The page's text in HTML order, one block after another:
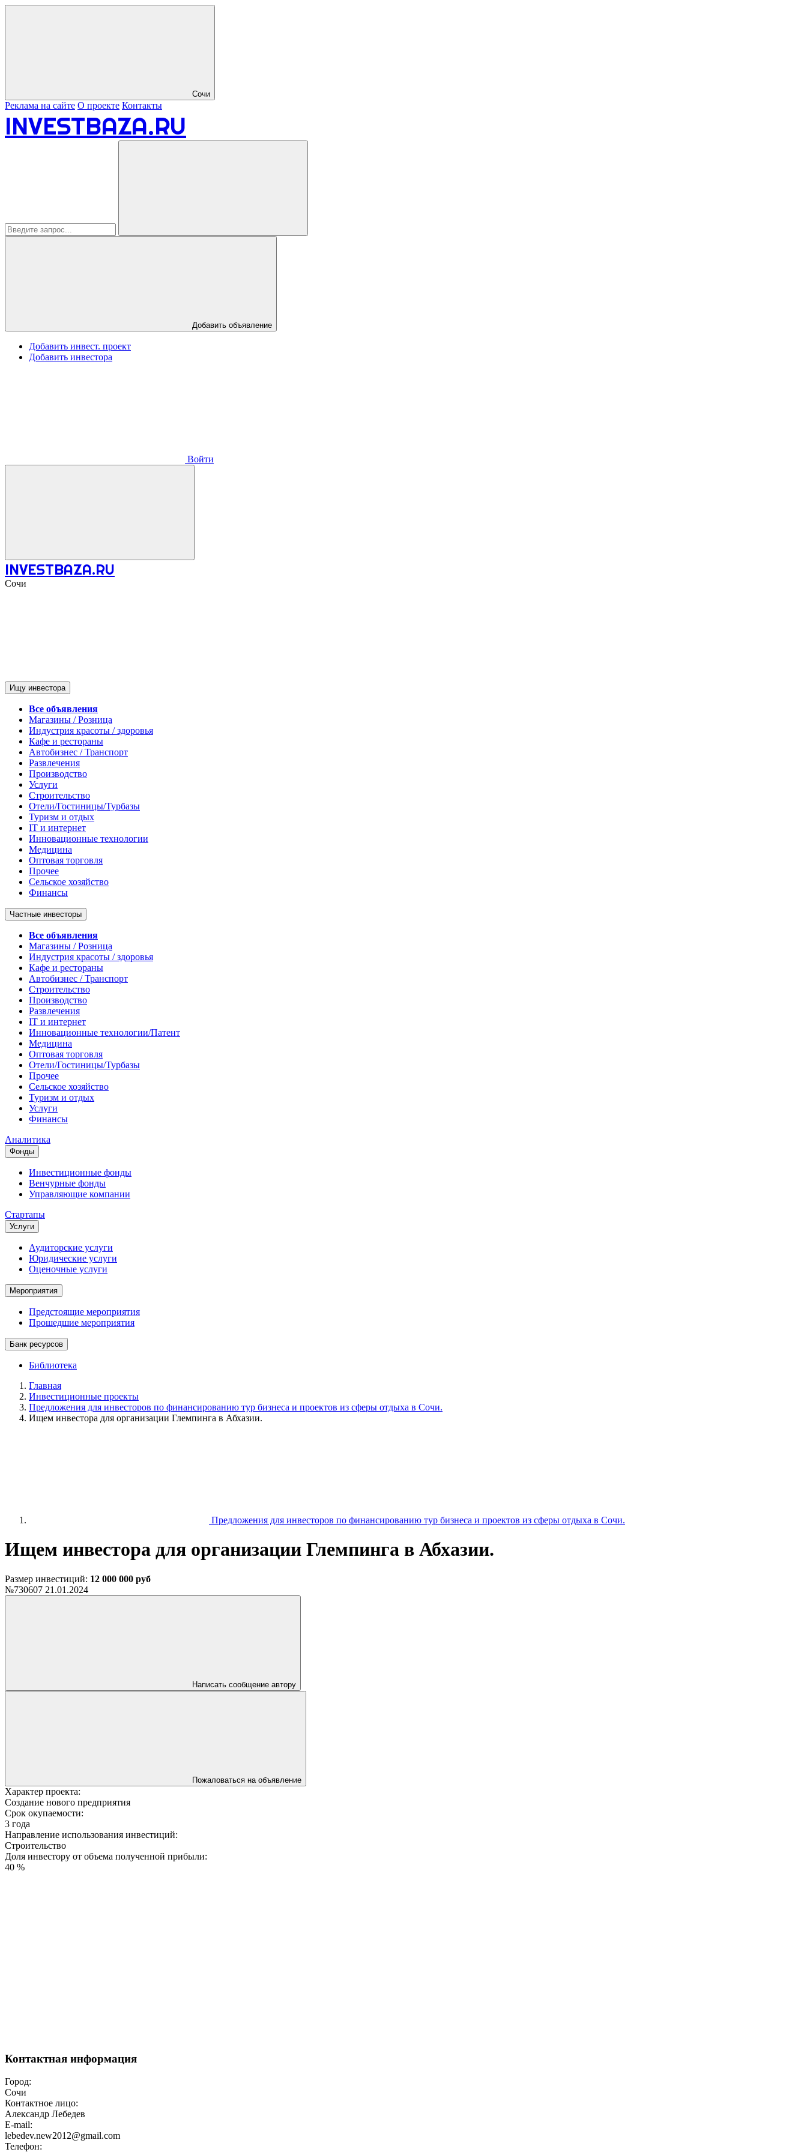
Сочи
Реклама на сайте О проекте Контакты
INVESTBAZA.RU
Добавить объявление
Добавить инвест. проект
Добавить инвестора
Войти
INVESTBAZA.RU
Сочи
Ищу инвестора
Все объявления
Магазины / Розница
Индустрия красоты / здоровья
Кафе и рестораны
Автобизнес / Транспорт
Развлечения
Производство
Услуги
Строительство
Отели/Гостиницы/Турбазы
Туризм и отдых
IT и интернет
Инновационные технологии
Медицина
Оптовая торговля
Прочее
Сельское хозяйство
Финансы
Частные инвесторы
Все объявления
Магазины / Розница
Индустрия красоты / здоровья
Кафе и рестораны
Автобизнес / Транспорт
Строительство
Производство
Развлечения
IT и интернет
Инновационные технологии/Патент
Медицина
Оптовая торговля
Отели/Гостиницы/Турбазы
Прочее
Сельское хозяйство
Туризм и отдых
Услуги
Финансы
Аналитика
Фонды
Инвестиционные фонды
Венчурные фонды
Управляющие компании
Стартапы
Услуги
Аудиторские услуги
Юридические услуги
Оценочные услуги
Мероприятия
Предстоящие мероприятия
Прошедшие мероприятия
Банк ресурсов
Библиотека
Главная
Инвестиционные проекты
Предложения для инвесторов по финансированию тур бизнеса и проектов из сферы отдыха в Сочи.
Ищем инвестора для организации Глемпинга в Абхазии.
Предложения для инвесторов по финансированию тур бизнеса и проектов из сферы отдыха в Сочи.
Ищем инвестора для организации Глемпинга в Абхазии.
Размер инвестиций: 12 000 000 руб
№730607 21.01.2024
Написать сообщение автору
Пожаловаться на объявление
Характер проекта:
Создание нового предприятия
Срок окупаемости:
3 года
Направление использования инвестиций:
Строительство
Доля инвестору от объема полученной прибыли:
40 %
Контактная информация
Город:
Сочи
Контактное лицо:
Александр Лебедев
E-mail:
lebedev.new2012@gmail.com
Телефон: